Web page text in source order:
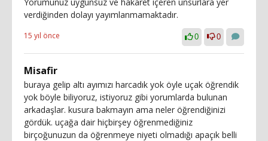
verdiğinden dolayı yayımlanmamaktadır.
15 yıl önce 0 0
Misafir
buraya gelip altı ayımızı harcadık yok öyle uçak öğrendik
yok böyle biliyoruz, istiyoruz gibi yorumlarda bulunan
arkadaşlar. kusura bakmayın ama neler öğrendiğinizi
gördük. uçağa dair hiçbirşey öğrenmediğiniz
birçoğunuzun da öğrenmeye niyeti olmadığı apaçık belli